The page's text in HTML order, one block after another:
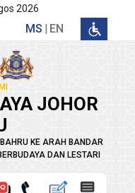
2026
MS EN
JOHOR
KE ARAH BANDAR
DAN LESTARI